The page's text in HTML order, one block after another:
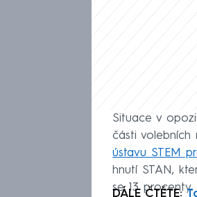
Situace v
části volebních
ústavu STEM
hnutí STAN,
se 13 procenty.
DÁLE ČTĚTE: